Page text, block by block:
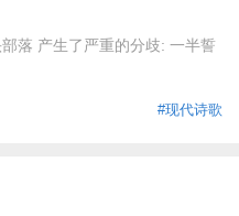
落 产生了严重的分歧: 一半誓
#现代诗歌